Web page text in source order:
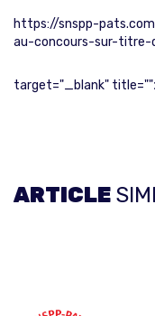
https://snspp-
au-concours-sur-titre-
target="_blank"
ARTICLE